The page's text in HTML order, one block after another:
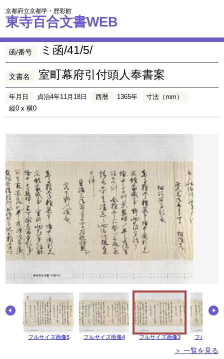
京都府立京都学・歴彩館
東寺百合文書WEB
函/番号 ミ函/41/5/
文書名 室町幕府引付頭人奉書案
年月日 貞治4年11月18日 西暦 1365年
寸法（mm）
縦0 x 横0
フルサイズ画像5 フルサイズ画像4 フルサイズ画像3 フルサイズ
＞ 一覧を見る